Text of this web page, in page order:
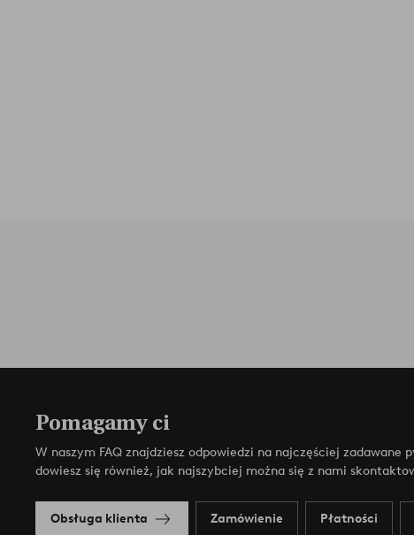
Pomagamy ci
W naszym FAQ znajdziesz odpowiedzi na najczęściej zadawane
dowiesz się również, jak najszybciej można się z nami
Obsługa klienta Zamówienie Płatności